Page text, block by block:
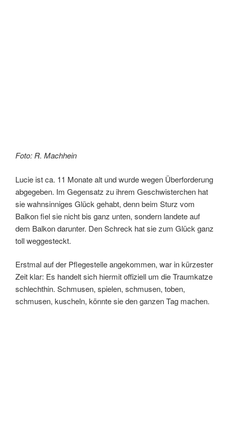
Foto: R. Machhein
Lucie ist ca. 11 Monate alt und wurde wegen Überforderung
abgegeben. Im Gegensatz zu ihrem Geschwisterchen hat
sie wahnsinniges Glück gehabt, denn beim Sturz vom
Balkon fiel sie nicht bis ganz unten, sondern landete auf
dem Balkon darunter. Den Schreck hat sie zum Glück ganz
toll weggesteckt.
Erstmal auf der Pflegestelle angekommen, war in kürzester
Zeit klar: Es handelt sich hiermit offiziell um die Traumkatze
schlechthin. Schmusen, spielen, schmusen, toben,
schmusen, kuscheln, könnte sie den ganzen Tag machen.